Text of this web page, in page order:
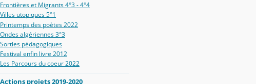
Frontières et Migrants 4°3 - 4°4
Villes utopiques 5°1
Printemps des poètes 2022
Ondes algériennes 3°3
Sorties pédagogiques
Festival enfin livre 2012
Les Parcours du coeur 2022
Actions projets 2019-2020